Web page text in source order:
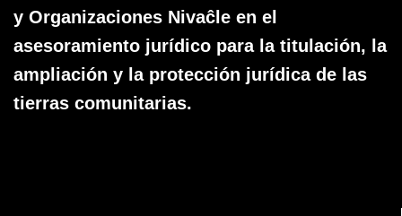
y Organizaciones Nivaĉle en el
asesoramiento jurídico para la titulación, la
ampliación y la protección jurídica de las
tierras comunitarias.